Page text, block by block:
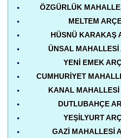
ÖZGÜRLÜK
MELTEM
HÜSNÜ KARAKAŞ
ÜNSAL MAHALLESI
YENI EMEK
CUMHURIYET
KANAL
DUTLUBAHÇE
YEŞILYURT
GAZI MAHALLESI